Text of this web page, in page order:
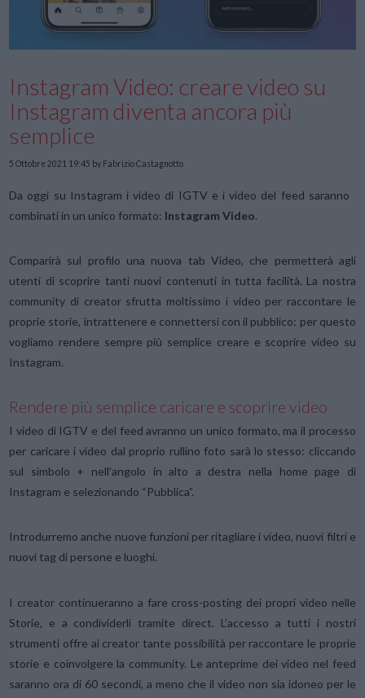
Instagram Video: creare video su
Instagram diventa ancora più
semplice
5 Ottobre 2021 19:45 by Fabrizio Castagnotto
Da oggi su Instagram i video di IGTV e i video del feed saranno
combinati in un unico formato: Instagram Video.
Comparirà sul profilo una nuova tab Video, che permetterà agli
utenti di scoprire tanti nuovi contenuti in tutta facilità. La nostra
community di creator sfrutta moltissimo i video per raccontare le
proprie storie, intrattenere e connettersi con il pubblico: per questo
vogliamo rendere sempre più semplice creare e scoprire video su
Instagram.
Rendere più semplice caricare e scoprire video
I video di IGTV e del feed avranno un unico formato, ma il processo
per caricare i video dal proprio rullino foto sarà lo stesso: cliccando
sul simbolo + nell’angolo in alto a destra nella home page di
Instagram e selezionando “Pubblica”.
Introdurremo anche nuove funzioni per ritagliare i video, nuovi filtri e
nuovi tag di persone e luoghi.
I creator continueranno a fare cross-posting dei propri video nelle
Storie, e a condividerli tramite direct. L’accesso a tutti i nostri
strumenti offre ai creator tante possibilità per raccontare le proprie
storie e coinvolgere la community. Le anteprime dei video nel feed
saranno ora di 60 secondi, a meno che il video non sia idoneo per le